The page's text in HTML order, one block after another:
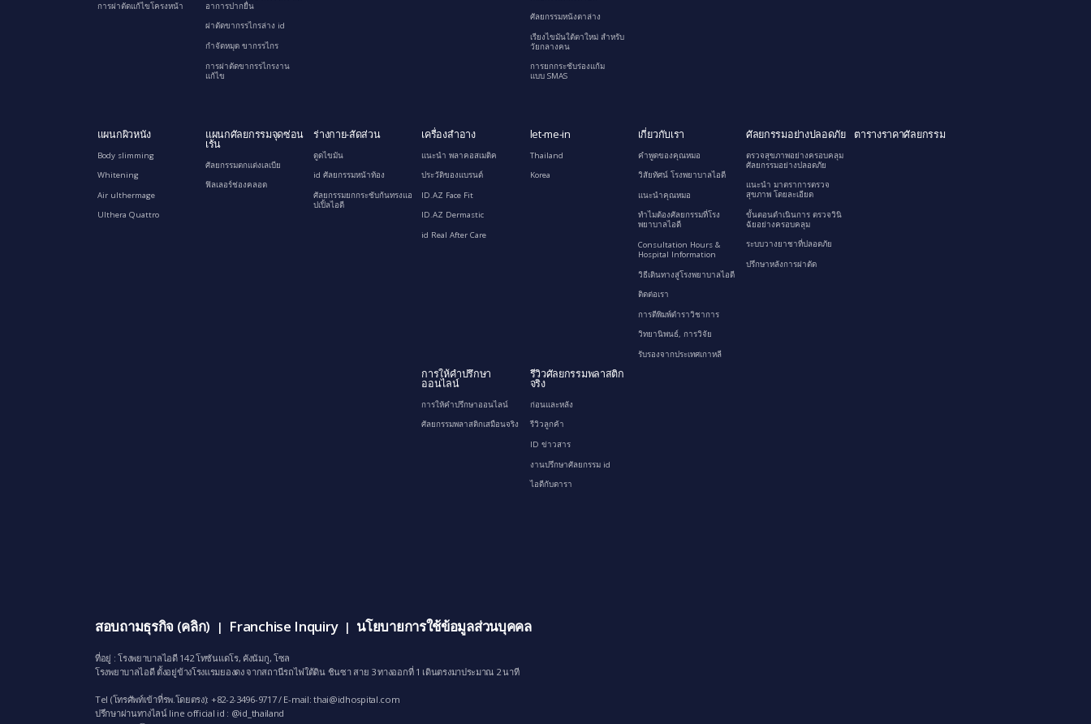
การผ่าตัดแก้ไขโครงหน้า
อาการปากยื่น
ผ่าตัดขากรรไกรล่าง id
กำจัดหมุด ขากรรไกร
การผ่าตัดขากรรไกรงาน
แก้ไข
ศัลยกรรมหนังตาล่าง
เรียงไขมันใต้ตาใหม่ สำหรับ
วัยกลางคน
การยกกระชับร่องแก้ม
แบบ SMAS
แผนกผิวหนัง
Body slimming
Whitening
Air ulthermage
Ulthera Quattro
แผนกศัลยกรรมจุดซ่อน
เร้น
ศัลยกรรมตกแต่งเลเบีย
ฟิลเลอร์ช่องคลอด
ร่างกาย-สัดส่วน
ดูดไขมัน
id ศัลยกรรมหน้าท้อง
ศัลยกรรมยกกระชับก้นทรงแอ
ปเปิ้ลไอดี
เครื่องสำอาง
แนะนำ พลาคอสเมติค
ประวัติของแบรนด์
ID.AZ Face Fit
ID.AZ Dermastic
id Real After Care
let-me-in
Thailand
Korea
เกี่ยวกับเรา
คำพูดของคุณหมอ
วิสัยทัศน์ โรงพยาบาลไอดี
แนะนำคุณหมอ
ทำไมต้องศัลยกรรมที่โรง
พยาบาลไอดี
Consultation Hours &
Hospital Information
วิธีเดินทางสู่โรงพยาบาลไอดี
ติดต่อเรา
การตีพิมพ์ตำราวิชาการ
วิทยานิพนธ์, การวิจัย
รับรองจากประเทศเกาหลี
ศัลยกรรมอย่างปลอดภัย
ตรวจสุขภาพอย่างครอบคลุม
ศัลยกรรมอย่างปลอดภัย
แนะนำ มาตราการตรวจ
สุขภาพ โดยละเอียด
ขั้นตอนดำเนินการ ตรวจวินิ
ฉัยอย่างครอบคลุม
ระบบวางยาชาที่ปลอดภัย
ปรึกษาหลังการผ่าตัด
ตารางราคาศัลยกรรม
การให้คำปรึกษา
ออนไลน์
การให้คำปรึกษาออนไลน์
ศัลยกรรมพลาสติกเสมือนจริง
รีวิวศัลยกรรมพลาสติก
จริง
ก่อนและหลัง
รีวิวลูกค้า
ID ข่าวสาร
งานปรึกษาศัลยกรรม id
ไอดีกับดารา
สอบถามธุรกิจ (คลิก) | Franchise Inquiry | นโยบายการใช้ข้อมูลส่วนบุคคล
ที่อยู่ : โรงพยาบาลไอดี 142 โทซันแดโร, คังนัมกู, โซล
โรงพยาบาลไอดี ตั้งอยู่ข้างโรงแรมยองดง จากสถานีรถไฟใต้ดิน ชินซา สาย 3 ทางออกที่ 1 เดินตรงมาประมาณ 2 นาที
Tel (โทรศัพท์เข้าที่รพ.โดยตรง): +82-2-3496-9717 / E-mail:thai@idhospital.com
ปรึกษาผ่านทางไลน์ line official id : @id_thailand